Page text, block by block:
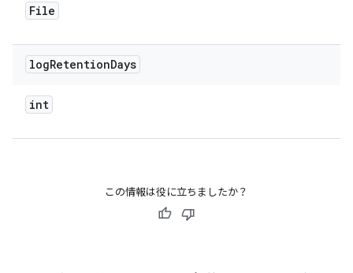
File
logRetentionDays
int
この情報は役に立ちましたか？